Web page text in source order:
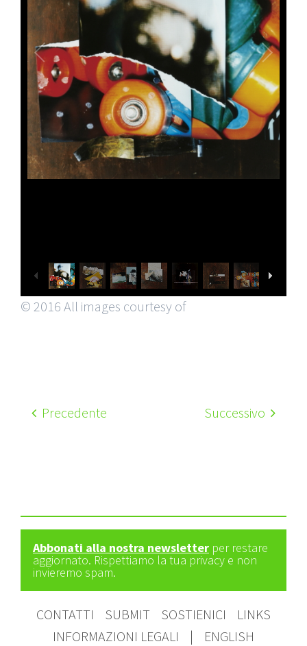
© 2016 All images courtesy of
Precedente Successivo
Abbonati alla nostra newsletter per restare
aggiornato. Rispettiamo la tua privacy e non
invieremo spam.
CONTATTI SUBMIT SOSTIENICI
LINKS
INFORMAZIONI LEGALI
| ENGLISH